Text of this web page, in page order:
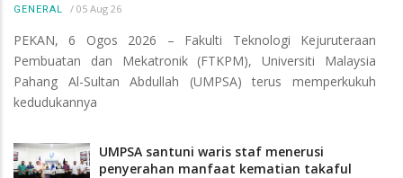
GENERAL / 05 Aug 26
PEKAN, 6 Ogos 2026 – Fakulti Teknologi Kejuruteraan
Pembuatan dan Mekatronik (FTKPM), Universiti Malaysia
Pahang Al-Sultan Abdullah (UMPSA) terus memperkukuh
kedudukannya
UMPSA santuni waris staf menerusi
penyerahan manfaat kematian takaful